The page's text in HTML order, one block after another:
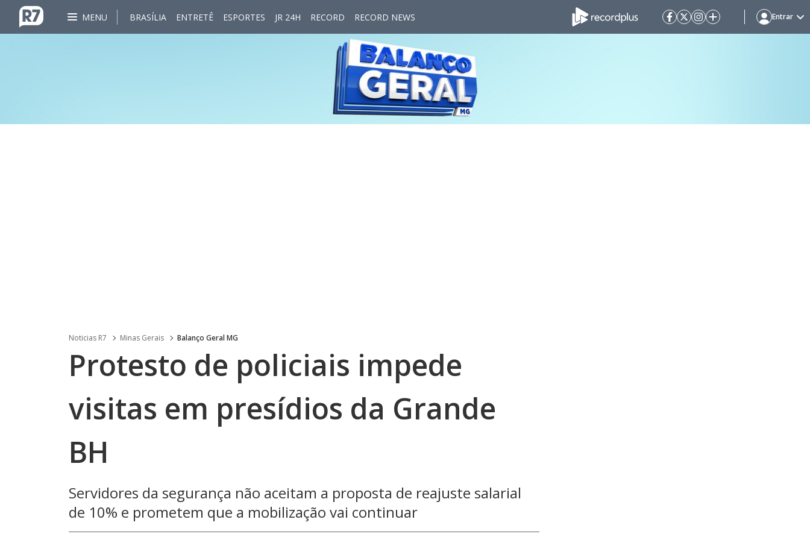
MENU BRASÍLIA ENTRETÊ ESPORTES JR 24H RECORD RECORD NEWS Entrar
Noticias R7 Minas Gerais Balanço Geral MG
Protesto de policiais impede
visitas em presídios da Grande
BH
Servidores da segurança não aceitam a proposta de reajuste salarial
de 10% e prometem que a mobilização vai continuar